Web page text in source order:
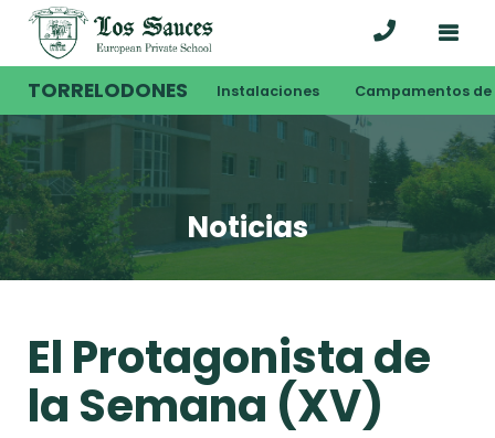
TORRELODONES Instalaciones Campamentos de
Noticias
El Protagonista de
la Semana (XV)